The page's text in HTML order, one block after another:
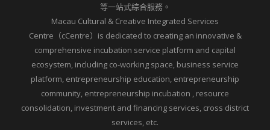
等一站式綜合服務。
Macau Cultural & Creative Integrated Services
Centre（cCentre）is dedicated to creating an innovative &
comprehensive incubation service platform and capital
ecosystem, including co-working space, business service
platform, entrepreneurship education, entrepreneurship
community, entrepreneurship incubation , resource
consolidation, investment and financing services, cross district
services, etc.